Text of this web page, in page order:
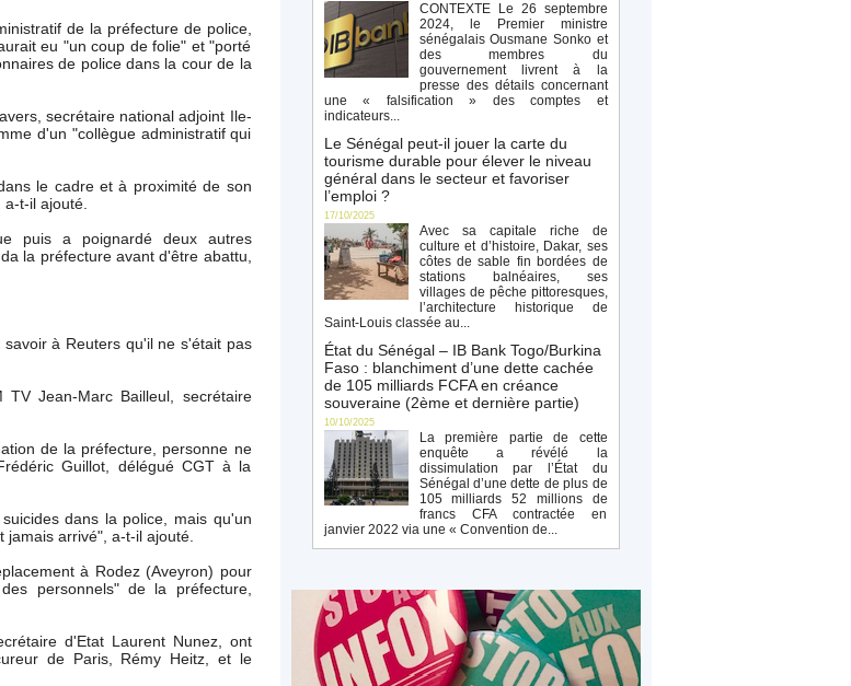
de la préfecture de police,
eu "un coup de folie" et "porté
de police dans la cour de la
secrétaire national adjoint Ile-
d'un "collègue administratif qui
le cadre et à proximité de son
t-il ajouté.
puis a poignardé deux autres
la préfecture avant d'être abattu,
à Reuters qu'il ne s'était pas
Jean-Marc Bailleul, secrétaire
de la préfecture, personne ne
Guillot, délégué CGT à la
dans la police, mais qu'un
arrivé", a-t-il ajouté.
à Rodez (Aveyron) pour
personnels" de la préfecture,
d'Etat Laurent Nunez, ont
de Paris, Rémy Heitz, et le
CONTEXTE Le 26 septembre
2024, le Premier ministre
sénégalais Ousmane Sonko et
des membres du
gouvernement livrent à la
presse des détails concernant
une « falsification » des comptes et
indicateurs...
Le Sénégal peut-il jouer la carte du
tourisme durable pour élever le niveau
général dans le secteur et favoriser
l’emploi ?
17/10/2025
Avec sa capitale riche de
culture et d’histoire, Dakar, ses
côtes de sable fin bordées de
stations balnéaires, ses
villages de pêche pittoresques,
l’architecture historique de
Saint-Louis classée au...
État du Sénégal – IB Bank Togo/Burkina
Faso : blanchiment d’une dette cachée
de 105 milliards FCFA en créance
souveraine (2ème et dernière partie)
10/10/2025
La première partie de cette
enquête a révélé la
dissimulation par l’État du
Sénégal d’une dette de plus de
105 milliards 52 millions de
francs CFA contractée en
janvier 2022 via une « Convention de...